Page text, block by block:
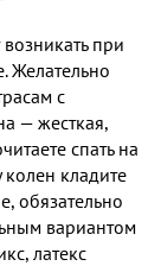
при
Желательно
с
— жесткая,
спать на
кладите
обязательно
вариантом
латекс